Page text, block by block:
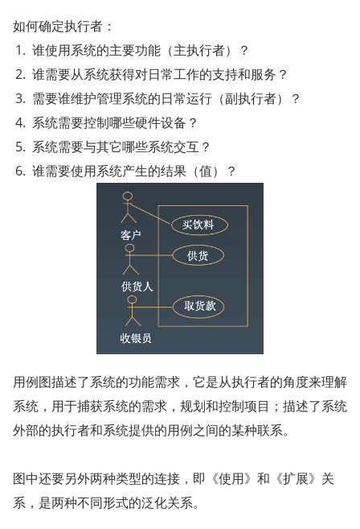
如何确定执行者：
谁使用系统的主要功能（主执行者）？
谁需要从系统获得对日常工作的支持和服务？
需要谁维护管理系统的日常运行（副执行者）？
系统需要控制哪些硬件设备？
系统需要与其它哪些系统交互？
谁需要使用系统产生的结果（值）？
用例图描述了系统的功能需求，它是从执行者的角度来理解
系统，用于捕获系统的需求，规划和控制项目；描述了系统
外部的执行者和系统提供的用例之间的某种联系。
图中还要另外两种类型的连接，即《使用》和《扩展》关
系，是两种不同形式的泛化关系。